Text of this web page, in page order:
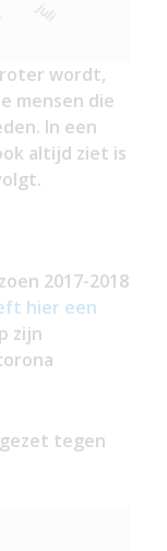
wordt,
mensen die
In een
altijd ziet is
2017-2018
hier een
zijn
tegen